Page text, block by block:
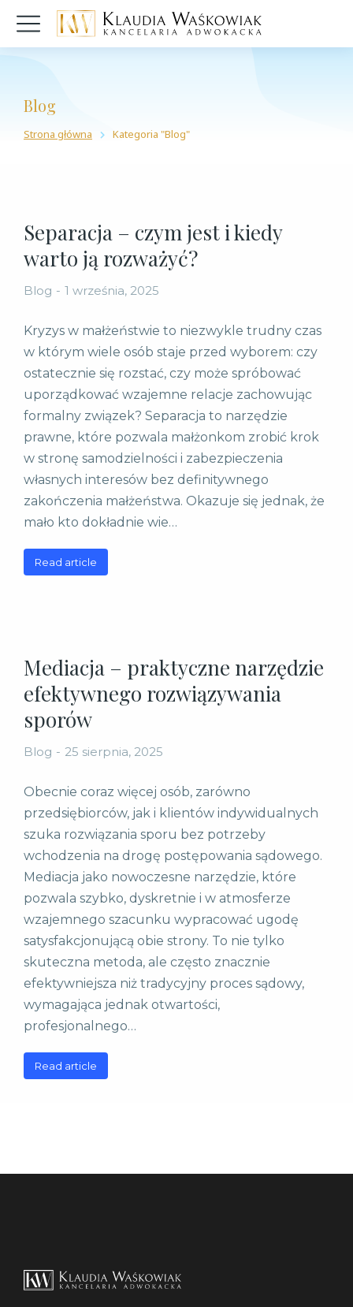
Blog
Jesteś tutaj:
Strona główna Kategoria "Blog"
Separacja – czym jest i kiedy
warto ją rozważyć?
Blog 1 września, 2025
Kryzys w małżeństwie to niezwykle trudny czas
w którym wiele osób staje przed wyborem: czy
ostatecznie się rozstać, czy może spróbować
uporządkować wzajemne relacje zachowując
formalny związek? Separacja to narzędzie
prawne, które pozwala małżonkom zrobić krok
w stronę samodzielności i zabezpieczenia
własnych interesów bez definitywnego
zakończenia małżeństwa. Okazuje się jednak, że
mało kto dokładnie wie…
Read article
Mediacja – praktyczne narzędzie
efektywnego rozwiązywania
sporów
Blog 25 sierpnia, 2025
Obecnie coraz więcej osób, zarówno
przedsiębiorców, jak i klientów indywidualnych
szuka rozwiązania sporu bez potrzeby
wchodzenia na drogę postępowania sądowego.
Mediacja jako nowoczesne narzędzie, które
pozwala szybko, dyskretnie i w atmosferze
wzajemnego szacunku wypracować ugodę
satysfakcjonującą obie strony. To nie tylko
skuteczna metoda, ale często znacznie
efektywniejsza niż tradycyjny proces sądowy,
wymagająca jednak otwartości,
profesjonalnego…
Read article